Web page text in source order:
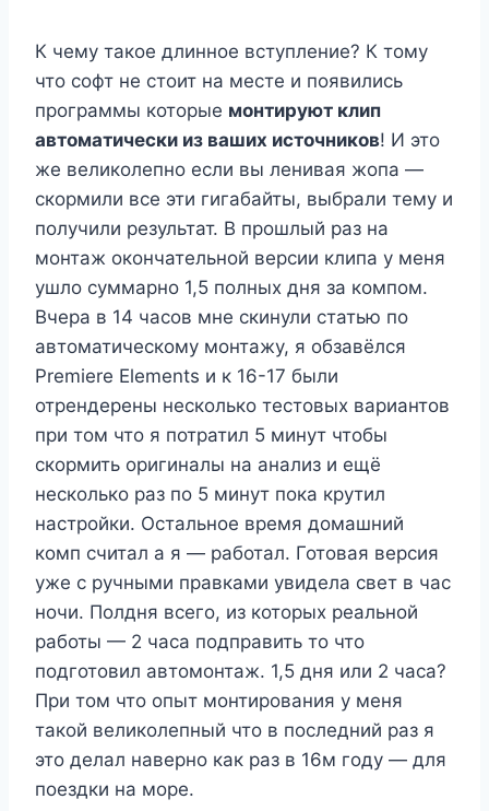
К чему такое длинное вступление? К тому
что софт не стоит на месте и появились
программы которые монтируют клип
автоматически из ваших источников! И это
же великолепно если вы ленивая жопа —
скормили все эти гигабайты, выбрали тему и
получили результат. В прошлый раз на
монтаж окончательной версии клипа у меня
ушло суммарно 1,5 полных дня за компом.
Вчера в 14 часов мне скинули статью по
автоматическому монтажу, я обзавёлся
Premiere Elements и к 16-17 были
отрендерены несколько тестовых вариантов
при том что я потратил 5 минут чтобы
скормить оригиналы на анализ и ещё
несколько раз по 5 минут пока крутил
настройки. Остальное время домашний
комп считал а я — работал. Готовая версия
уже с ручными правками увидела свет в час
ночи. Полдня всего, из которых реальной
работы — 2 часа подправить то что
подготовил автомонтаж. 1,5 дня или 2 часа?
При том что опыт монтирования у меня
такой великолепный что в последний раз я
это делал наверно как раз в 16м году — для
поездки на море.